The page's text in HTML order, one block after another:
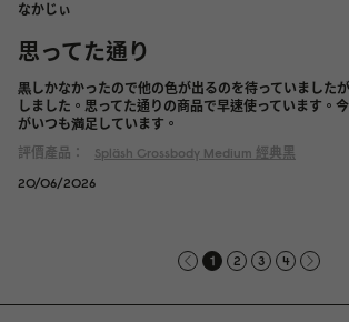
なかじぃ
思ってた通り
黒しかなかったので他の色が出るのを待っていました
しました。思ってた通りの商品で早速使っています。
がいつも満足しています。
評價產品：
Spläsh Crossbody Medium 經典黑
20/06/2026
1 2 3 4